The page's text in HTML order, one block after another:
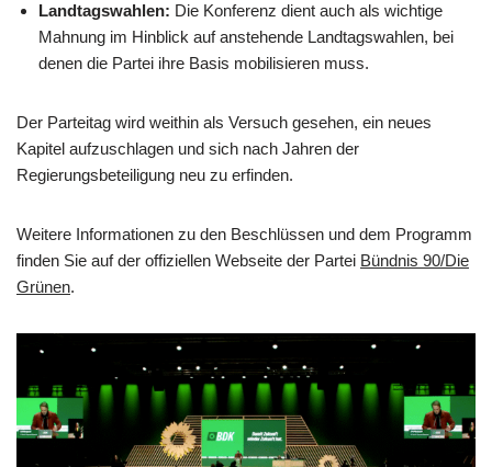
Landtagswahlen: Die Konferenz dient auch als wichtige
Mahnung im Hinblick auf anstehende Landtagswahlen, bei
denen die Partei ihre Basis mobilisieren muss.
Der Parteitag wird weithin als Versuch gesehen, ein neues
Kapitel aufzuschlagen und sich nach Jahren der
Regierungsbeteiligung neu zu erfinden.
Weitere Informationen zu den Beschlüssen und dem Programm
finden Sie auf der offiziellen Webseite der Partei Bündnis 90/Die
Grünen.